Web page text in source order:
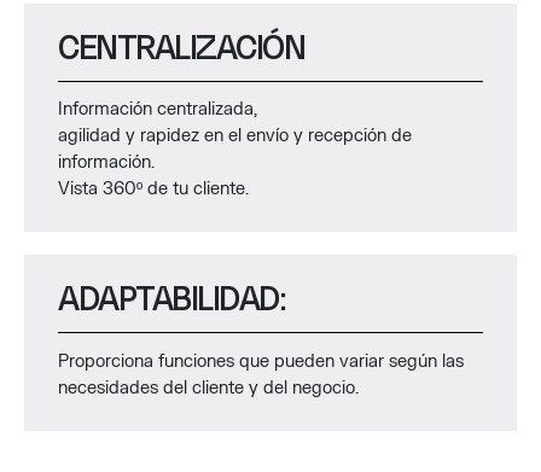
CENTRALIZACIÓN
Información centralizada,
agilidad y rapidez en el envío y recepción de
información.
Vista 360º de tu cliente.
ADAPTABILIDAD:
Proporciona funciones que pueden variar según las
necesidades del cliente y del negocio.